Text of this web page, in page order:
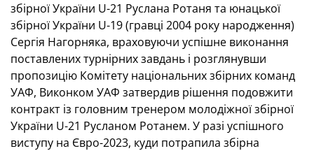
збірної України U-21 Руслана Ротаня та юнацької
збірної України U-19 (гравці 2004 року народження)
Сергія Нагорняка, враховуючи успішне виконання
поставлених турнірних завдань і розглянувши
пропозицію Комітету національних збірних команд
УАФ, Виконком УАФ затвердив рішення подовжити
контракт із головним тренером молодіжної збірної
України U-21 Русланом Ротанем. У разі успішного
виступу на Євро-2023, куди потрапила збірна